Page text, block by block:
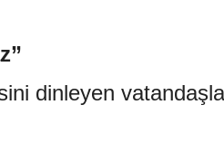
dinleyen